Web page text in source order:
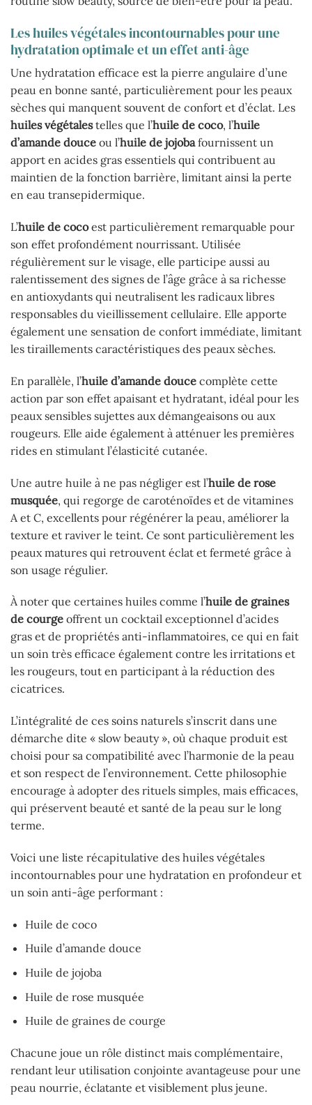
Les huiles végétales incontournables pour une
hydratation optimale et un effet anti-âge
Une hydratation efficace est la pierre angulaire d’une
peau en bonne santé, particulièrement pour les peaux
sèches qui manquent souvent de confort et d’éclat. Les
huiles végétalestelles que l’huile de coco, l’huile
d’amande douce ou l’huile de jojobafournissent un
apport en acides gras essentiels qui contribuent au
maintien de la fonction barrière, limitant ainsi la perte
en eau transepidermique.
L’huile de cocoest particulièrement remarquable pour
son effet profondément nourrissant. Utilisée
régulièrement sur le visage, elle participe aussi au
ralentissement des signes de l’âge grâce à sa richesse
en antioxydants qui neutralisent les radicaux libres
responsables du vieillissement cellulaire. Elle apporte
également une sensation de confort immédiate, limitant
les tiraillements caractéristiques des peaux sèches.
En parallèle, l’huile d’amande douce complète cette
action par son effet apaisant et hydratant, idéal pour les
peaux sensibles sujettes aux démangeaisons ou aux
rougeurs. Elle aide également à atténuer les premières
rides en stimulant l’élasticité cutanée.
Une autre huile à ne pas négliger est l’huile de rose
musquée, qui regorge de caroténoïdes et de vitamines
A et C, excellents pour régénérer la peau, améliorer la
texture et raviver le teint. Ce sont particulièrement les
peaux matures qui retrouvent éclat et fermeté grâce à
son usage régulier.
À noter que certaines huiles comme l’huile de graines
de courge offrent un cocktail exceptionnel d’acides
gras et de propriétés anti-inflammatoires, ce qui en fait
un soin très efficace également contre les irritations et
les rougeurs, tout en participant à la réduction des
cicatrices.
L’intégralité de ces soins naturels s’inscrit dans une
démarche dite « slow beauty », où chaque produit est
choisi pour sa compatibilité avec l’harmonie de la peau
et son respect de l’environnement. Cette philosophie
encourage à adopter des rituels simples, mais efficaces,
qui préservent beauté et santé de la peau sur le long
terme.
Voici une liste récapitulative des huiles végétales
incontournables pour une hydratation en profondeur et
un soin anti-âge performant :
Huile de coco
Huile d’amande douce
Huile de jojoba
Huile de rose musquée
Huile de graines de courge
Chacune joue un rôle distinct mais complémentaire,
rendant leur utilisation conjointe avantageuse pour une
peau nourrie, éclatante et visiblement plus jeune.